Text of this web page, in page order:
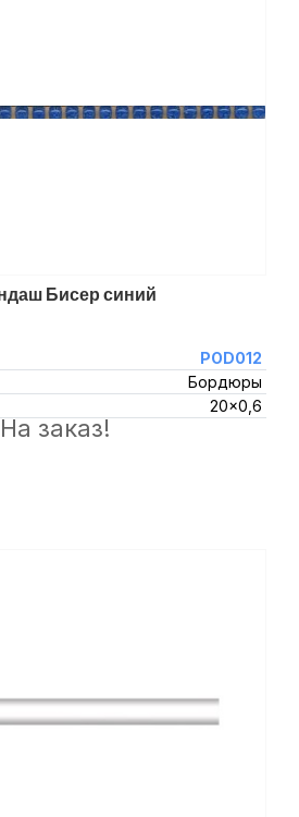
Бисер синий
POD012
Бордюры
20x0,6
На заказ!